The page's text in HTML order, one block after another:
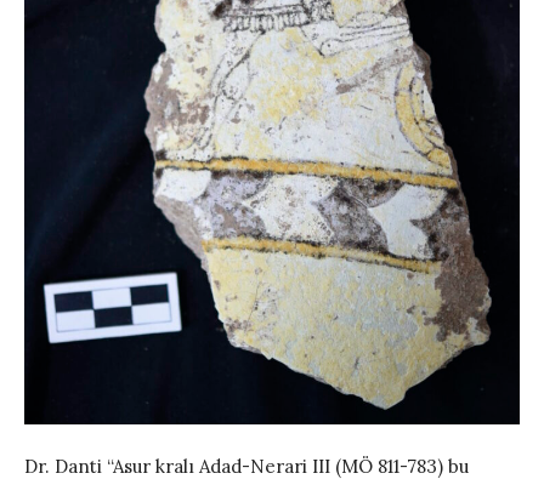
Dr. Danti “Asur kralı Adad-Nerari III (MÖ 811-783) bu